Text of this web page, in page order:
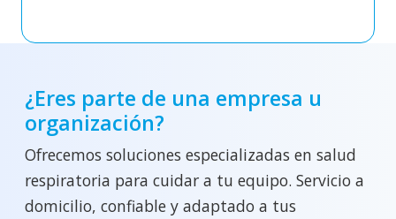
¿Eres parte de una empresa u
organización?
Ofrecemos soluciones especializadas en salud
respiratoria para cuidar a tu equipo. Servicio a
domicilio, confiable y adaptado a tus